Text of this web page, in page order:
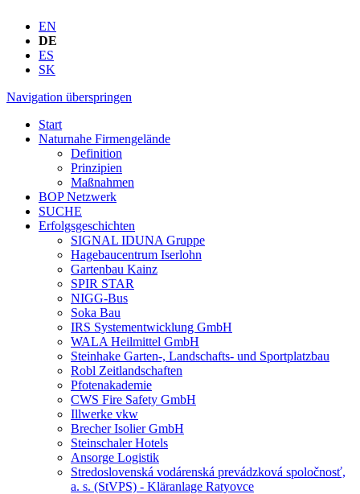
EN
DE
ES
SK
Navigation überspringen
Start
Naturnahe Firmengelände
Definition
Prinzipien
Maßnahmen
BOP Netzwerk
SUCHE
Erfolgsgeschichten
SIGNAL IDUNA Gruppe
Hagebaucentrum Iserlohn
Gartenbau Kainz
SPIR STAR
NIGG-Bus
Soka Bau
IRS Systementwicklung GmbH
WALA Heilmittel GmbH
Steinhake Garten-, Landschafts- und Sportplatzbau
Robl Zeitlandschaften
Pfotenakademie
CWS Fire Safety GmbH
Illwerke vkw
Brecher Isolier GmbH
Steinschaler Hotels
Ansorge Logistik
Stredoslovenská vodárenská prevádzková spoločnosť,
a. s. (StVPS) - Kläranlage Ratyovce